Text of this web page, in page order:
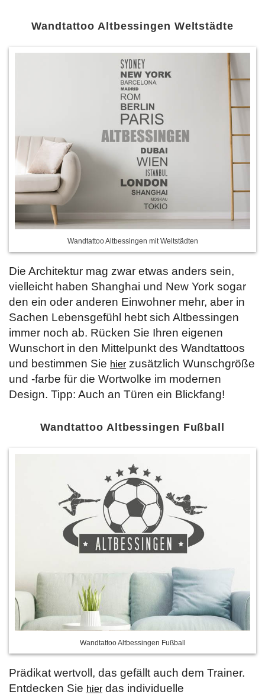
Wandtattoo Altbessingen Weltstädte
Wandtattoo Altbessingen mit Weltstädten
Die Architektur mag zwar etwas anders sein,
vielleicht haben Shanghai und New York sogar
den ein oder anderen Einwohner mehr, aber in
Sachen Lebensgefühl hebt sich Altbessingen
immer noch ab. Rücken Sie Ihren eigenen
Wunschort in den Mittelpunkt des Wandtattoos
und bestimmen Sie hier zusätzlich Wunschgröße
und -farbe für die Wortwolke im modernen
Design. Tipp: Auch an Türen ein Blickfang!
Wandtattoo Altbessingen Fußball
Wandtattoo Altbessingen Fußball
Prädikat wertvoll, das gefällt auch dem Trainer.
Entdecken Sie hier das individuelle